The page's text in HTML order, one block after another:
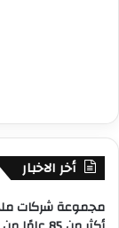
أخر الاخبار
مجموعة شركات